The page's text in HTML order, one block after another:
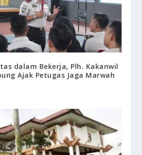
dalam Bekerja, Plh. Kakanwil
Ajak Petugas Jaga Marwah